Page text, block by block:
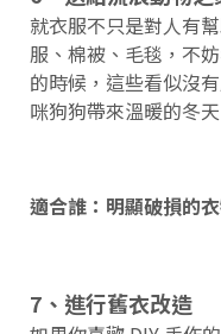
就衣服不只是對人有
服、棉被、毛毯，不
的時候，這些看似沒
咪狗狗帶來溫暖的冬天
適合誰：明顯破損的
7、進行舊衣改造